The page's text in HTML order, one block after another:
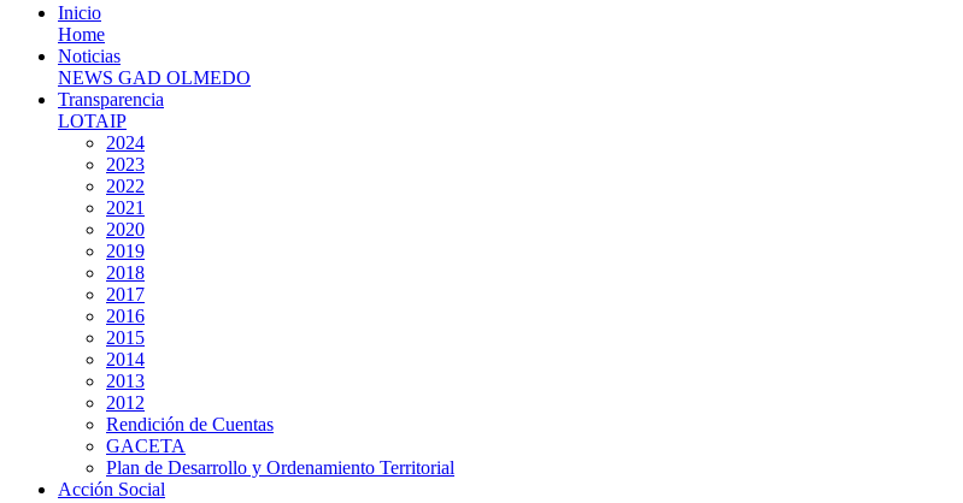
Inicio
Home
Noticias
NEWS GAD OLMEDO
Transparencia
LOTAIP
2024
2023
2022
2021
2020
2019
2018
2017
2016
2015
2014
2013
2012
Rendición de Cuentas
GACETA
Plan de Desarrollo y Ordenamiento Territorial
Acción Social